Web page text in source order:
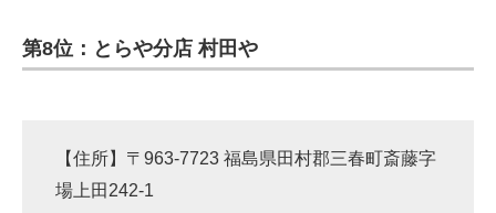
第8位：とらや分店 村田や
【住所】〒963-7723 福島県田村郡三春町斎藤字
場上田242-1